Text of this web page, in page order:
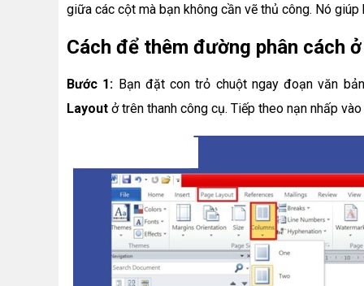
giữa các cột mà bạn không cần vẽ thủ công. Nó
Cách để thêm đường phân cách
Bước 1: Bạn đặt con trỏ chuột ngay đoạn văn
Layout ở trên thanh công cụ. Tiếp theo nạn nhấp vào